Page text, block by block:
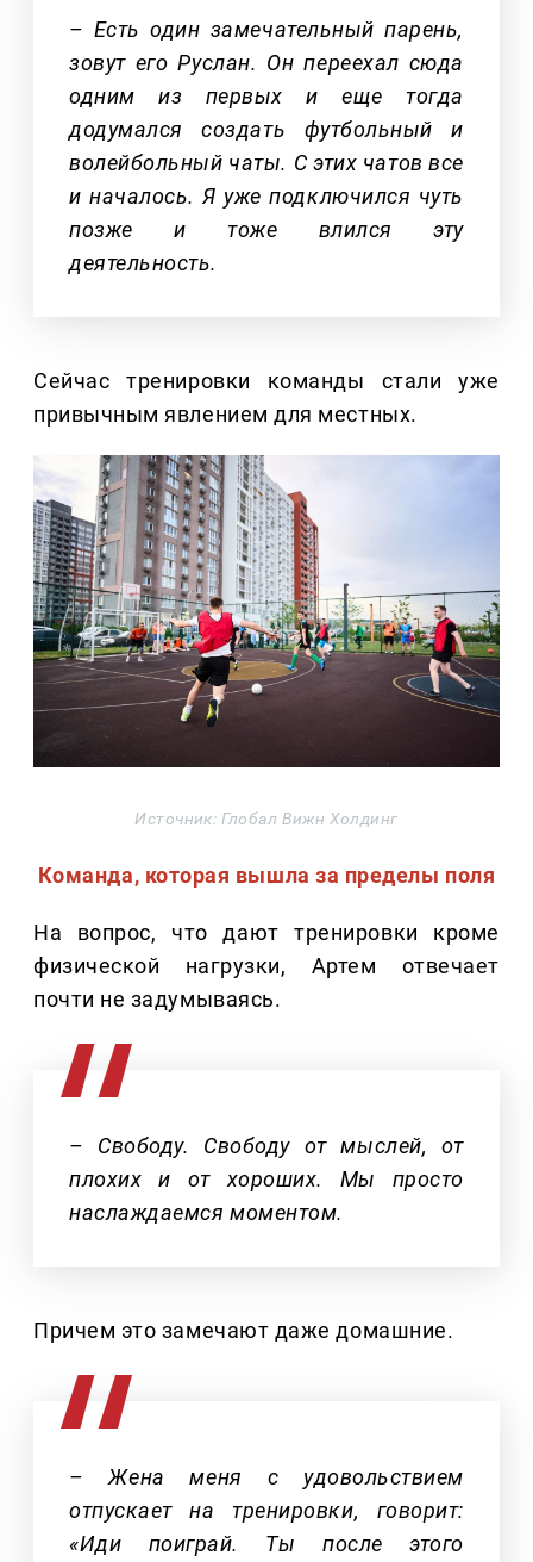
– Есть один замечательный парень,
зовут его Руслан. Он переехал сюда
одним из первых и еще тогда
додумался создать футбольный и
волейбольный чаты. С этих чатов все
и началось. Я уже подключился чуть
позже и тоже влился эту
деятельность.
Сейчас тренировки команды стали уже
привычным явлением для местных.
Источник: Глобал Вижн Холдинг
Команда, которая вышла за пределы поля
На вопрос, что дают тренировки кроме
физической нагрузки, Артем отвечает
почти не задумываясь.
– Свободу. Свободу от мыслей, от
плохих и от хороших. Мы просто
наслаждаемся моментом.
Причем это замечают даже домашние.
– Жена меня с удовольствием
отпускает на тренировки, говорит:
«Иди поиграй. Ты после этого